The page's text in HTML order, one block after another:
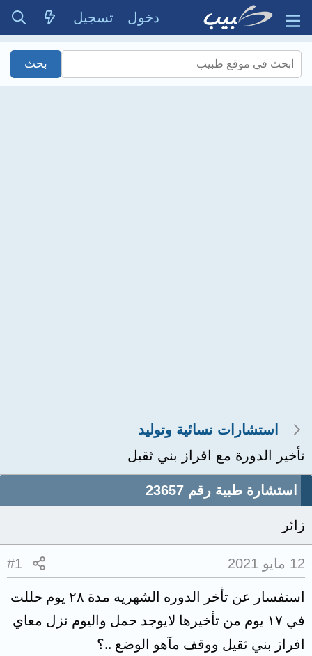
دخول تسجيل
استشارات نسائية وتوليد
تأخير الدورة مع افراز بني ثقيل
استشارة طبية رقم 23657
زائر
12 مايو 2021 #1
استفسار عن تأخر الدوره الشهريه مدة ٢٨ يوم حللت
في ١٧ يوم من تأخيرها لايوجد حمل واليوم نزل معاي
افراز بني ثقيل ووقف مآهو الوضع ..؟